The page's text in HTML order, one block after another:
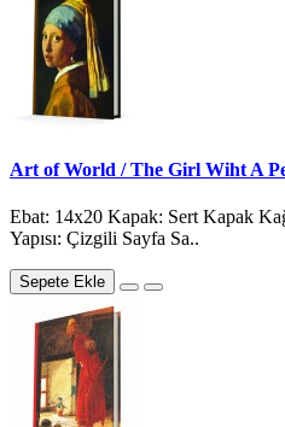
Art of World / The Girl Wiht A
Ebat: 14x20 Kapak: Sert Kapak
Yapısı: Çizgili Sayfa Sa..
Sepete Ekle